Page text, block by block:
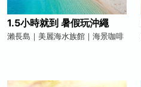
1.5小時就到 暑假玩沖繩
瀨長島｜美麗海水族館｜海景咖啡